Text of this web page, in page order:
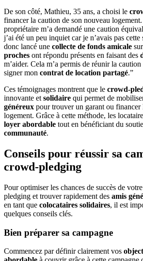
De son côté, Mathieu, 35 ans, a choisi le
financer la caution de son nouveau
propriétaire m’a demandé une caution
j’ai été un peu inquiet car je n’avais pas
donc lancé une collecte de fonds amicale
proches ont répondu présents en faisant des
m’aider. Cela m’a permis de réunir la
signer mon contrat de location partagé.”
Ces témoignages montrent que le crowd-
innovante et solidaire qui permet de
généreux pour trouver un garant ou financer
logement. Grâce à cette méthode, les
loyer abordable tout en bénéficiant du
communauté.
Conseils pour réussir sa
crowd-pledging
Pour optimiser les chances de succès de
pledging et trouver rapidement des amis
en tant que colocataires solidaires, il est
quelques conseils clés.
Bien préparer sa campagne
Commencez par définir clairement vos